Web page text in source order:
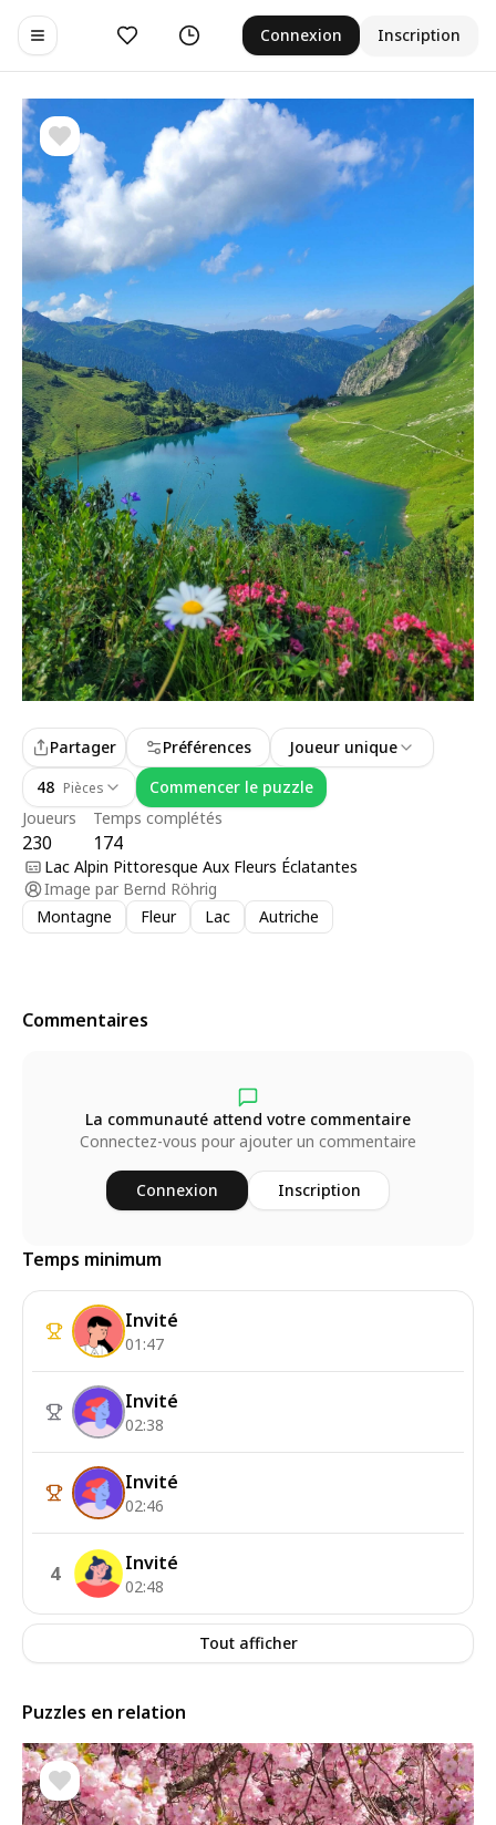
Toggle navigation menu
Aimer Historique Connexion Inscription
Joueurs
230
Temps complétés
174
Partager Préférences
Joueur unique
48 Pièces Commencer le puzzle
Lac Alpin Pittoresque Aux Fleurs Éclatantes
Image par Bernd Röhrig
Montagne
Fleur Lac Autriche
Commentaires
La communauté attend votre commentaire
Connectez-vous pour ajouter un commentaire
Connexion Inscription
Temps minimum
Invité
01:47
Invité
02:38
Invité
02:46
4 Invité
02:48
Tout afficher
Puzzles en relation